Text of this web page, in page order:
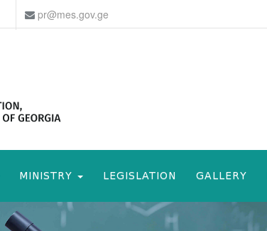
pr@mes.gov.ge
MINISTRY LEGISLATION GALLERY